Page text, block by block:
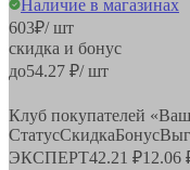
Наличие в магазинах
603₽/ шт
скидка и бонус
до54.27 ₽/ шт
Клуб покупателей
СтатусСкидкаБонус
ЭКСПЕРТ42.21 ₽12.06